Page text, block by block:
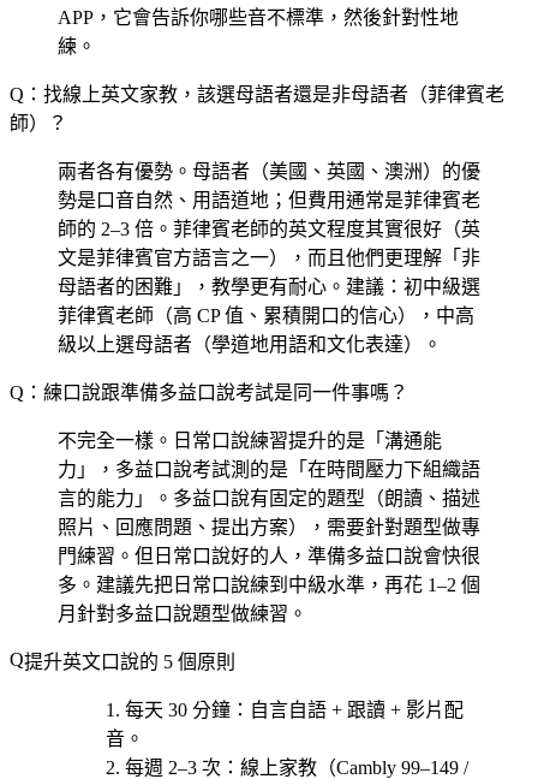
APP，它會告訴你哪些音不標準，然後針對性地
練。
Q：找線上英文家教，該選母語者還是非母語者（菲律賓老
師）？
兩者各有優勢。母語者（美國、英國、澳洲）的優
勢是口音自然、用語道地；但費用通常是菲律賓老
師的 2–3 倍。菲律賓老師的英文程度其實很好（英
文是菲律賓官方語言之一），而且他們更理解「非
母語者的困難」，教學更有耐心。建議：初中級選
菲律賓老師（高 CP 值、累積開口的信心），中高
級以上選母語者（學道地用語和文化表達）。
Q：練口說跟準備多益口說考試是同一件事嗎？
不完全一樣。日常口說練習提升的是「溝通能
力」，多益口說考試測的是「在時間壓力下組織語
言的能力」。多益口說有固定的題型（朗讀、描述
照片、回應問題、提出方案），需要針對題型做專
門練習。但日常口說好的人，準備多益口說會快很
多。建議先把日常口說練到中級水準，再花 1–2 個
月針對多益口說題型做練習。
提升英文口說的 5 個原則
每天 30 分鐘 ：自言自語 + 跟讀 + 影片配
音。
每週 2–3 次 ：線上家教（Cambly 99–149 /